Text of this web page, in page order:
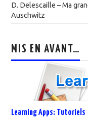
D. Delescaille – Ma
Auschwitz
MIS EN AVANT…
Learning Apps: Tutoriels